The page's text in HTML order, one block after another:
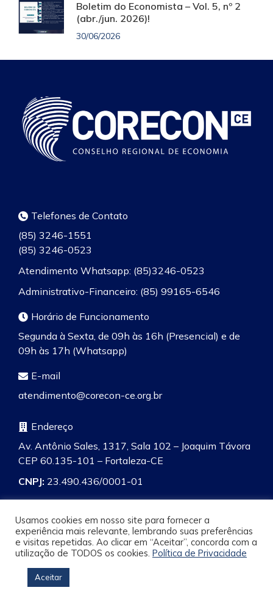
Boletim do Economista – Vol. 5, nº 2
(abr./jun. 2026)!
30/06/2026
Telefones de Contato
(85) 3246-1551
(85) 3246-0523
Atendimento Whatsapp: (85)3246-0523
Administrativo-Financeiro: (85) 99165-6546
Horário de Funcionamento
Segunda à Sexta, de 09h às 16h (Presencial) e de
09h às 17h (Whatsapp)
E-mail
atendimento@corecon-ce.org.br
Endereço
Av. Antônio Sales, 1317, Sala 102 – Joaquim Távora
CEP 60.135-101 – Fortaleza-CE
CNPJ: 23.490.436/0001-01
Pesquisa
Usamos cookies em nosso site para fornecer a
experiência mais relevante, lembrando suas preferências
e visitas repetidas. Ao clicar em “Aceitar”, concorda com a
utilização de TODOS os cookies. Política de Privacidade
Aceitar